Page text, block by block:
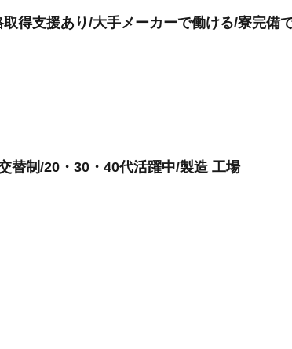
得支援あり/大手メーカーで働ける/寮完備
替制/20・30・40代活躍中/製造 工場